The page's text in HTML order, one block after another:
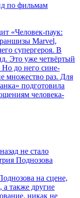
по фильмам
«Человек-паук:
Marvel,
супергероя. В
Это уже четвёртый
до него сине-
множество раз. Для
подготовила
человека-
не стало
Поднозова
на сцене,
а также другие
никак не